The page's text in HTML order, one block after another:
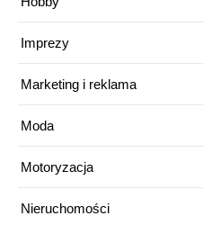
Imprezy
Marketing i reklama
Moda
Motoryzacja
Nieruchomości